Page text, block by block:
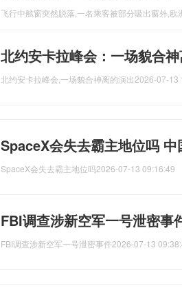
飞行中舷窗突然脱落,一名乘客被部分吸出窗外,欧
北约安卡拉峰会：一场貌合
北约安卡拉峰会,一场貌合神离的演出2026-07-13
SpaceX会失去霸主地位吗
SpaceX会失去霸主地位吗2026-07-13 09:16:49
FBI调查涉新空军一号泄密事
FBI调查涉新空军一号泄密事件2026-07-13